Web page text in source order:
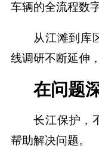
车辆的全流程数
从江滩到库
线调研不断延伸
在问题
长江保护，
帮助解决问题。